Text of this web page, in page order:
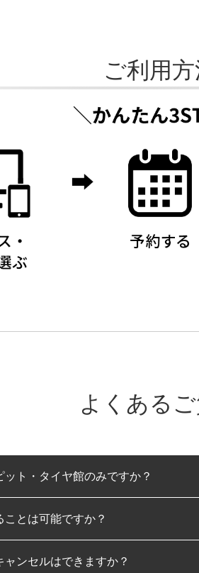
ご利用
よくある
ト・タイヤ館のみですか？
みとなります。
とは可能ですか？
可能です。
ンセルはできますか？